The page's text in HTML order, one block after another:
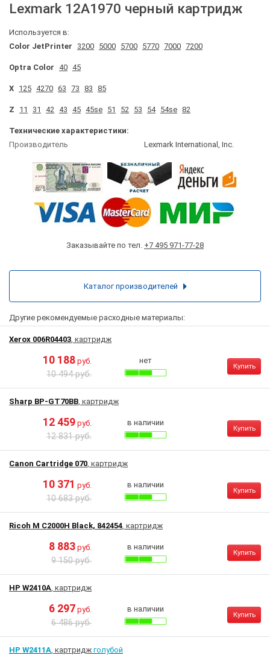
Lexmark 12A1970 черный картридж
Используется в:
Color JetPrinter
3200 5000 5700 5770 7000 7200
Optra Color 40 45
X 125 4270 63 73 83 85
Z 11 31 42 43 45 45se 51 52 53 54 54se 82
Технические характеристики:
Производитель
Lexmark International, Inc.
Заказывайте по тел. +7 495 971-77-28
Другие рекомендуемые расходные материалы:
Xerox 006R04403, картридж
10 188 руб.
10 494 руб.
нет
Купить
Sharp BP-GT70BB, картридж
12 459 руб.
12 831 руб.
в наличии
Купить
Canon Cartridge 070, картридж
10 371 руб.
10 683 руб.
в наличии
Купить
Ricoh M C2000H Black, 842454, картридж
8 883 руб.
9 150 руб.
в наличии
Купить
HP W2410A, картридж
6 297 руб.
6 486 руб.
в наличии
Купить
HP W2411A, картридж голубой